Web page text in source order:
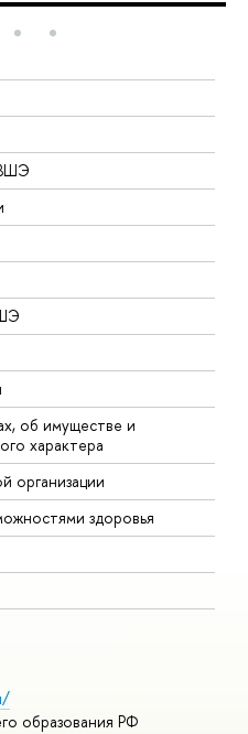
об имуществе и
характера
организации
здоровья
образования РФ